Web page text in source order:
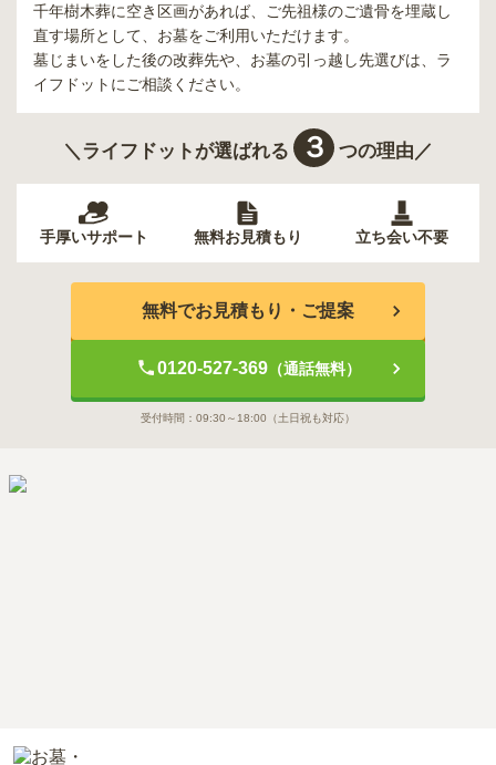
千年樹木葬に空き区画があれば、ご先祖様のご遺骨を埋蔵し
直す場所として、お墓をご利用いただけます。
墓じまいをした後の改葬先や、お墓の引っ越し先選びは、ラ
イフドットにご相談ください。
＼ライフドットが選ばれる ３ つの理由／
手厚いサポート 無料お見積もり 立ち会い不要
無料でお見積もり・ご提案
0120-527-369（通話無料）
受付時間： 09:30～18:00 （土日祝も対応）